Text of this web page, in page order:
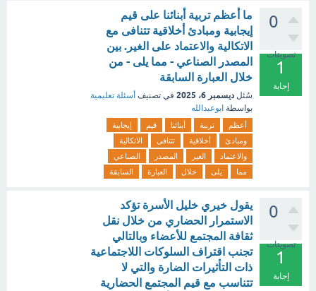
0
تصويتات
1
إجابة
ما أعظم تربية أبنائنا على قيم
إيجابية ومبادئ أخلاقية تتنافى مع
الاتكالية والاعتماد على الغير. بين
المصدر الصناعي - مما يلى - من
خلال العبارة السابقة
سُئل ديسمبر 6، 2025 في تصنيف أسئلة تعليمية
بواسطة ابوعبدالله
أعظم تربية أبنائنا قيم
إيجابية
ومبادئ
أخلاقية تتنافى
الاتكالية
والاعتماد
الغير المصدر
الصناعي
مما
يلى خلال العبارة السابقة
0
تصويتات
1
إجابة
يقول خيري خليل الأسرة تؤكد
الاستمرار الحضاري من خلال نقل
ثقافة المجتمع للأعضاء وبالتالي
تجنب اقتراف السلوكات اللاجتماعية
ذات التأثيرات الضارة والتي لا
تتناسب مع قيم المجتمع الحضارية